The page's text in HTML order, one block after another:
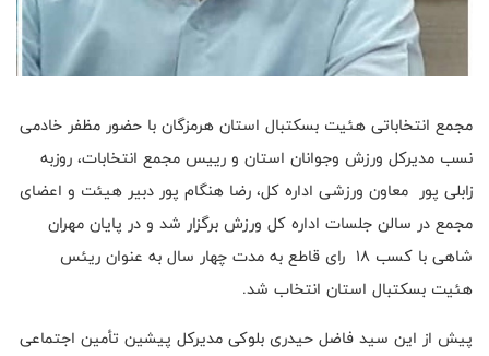
مجمع انتخاباتی هئیت بسکتبال استان هرمزگان با حضور مظفر خادمی
نسب مدیرکل ورزش وجوانان استان و رییس مجمع انتخابات، روزبه
زابلی پور معاون ورزشی اداره کل، رضا هنگام پور دبیر هیئت و اعضای
مجمع در سالن جلسات اداره کل ورزش برگزار شد و در پایان مهران
شاهی با کسب ۱۸ رای قاطع به مدت چهار سال به عنوان ریئس
هئیت بسکتبال استان انتخاب شد.
پیش از این سید فاضل حیدری بلوکی مدیرکل پیشین تأمین اجتماعی